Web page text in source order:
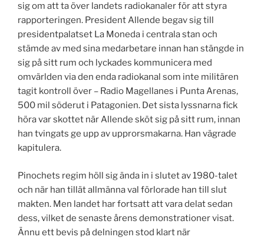
sig om att ta över landets radiokanaler för att styra
rapporteringen. President Allende begav sig till
presidentpalatset La Moneda i centrala stan och
stämde av med sina medarbetare innan han stängde in
sig på sitt rum och lyckades kommunicera med
omvärlden via den enda radiokanal som inte militären
tagit kontroll över – Radio Magellanes i Punta Arenas,
500 mil söderut i Patagonien. Det sista lyssnarna fick
höra var skottet när Allende sköt sig på sitt rum, innan
han tvingats ge upp av upprorsmakarna. Han vägrade
kapitulera.
Pinochets regim höll sig ända in i slutet av 1980-talet
och när han tillät allmänna val förlorade han till slut
makten. Men landet har fortsatt att vara delat sedan
dess, vilket de senaste årens demonstrationer visat.
Ännu ett bevis på delningen stod klart när